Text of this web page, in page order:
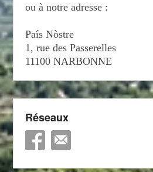
ou à notre adresse :
País Nòstre
1, rue des Passerelles
11100 NARBONNE
Réseaux